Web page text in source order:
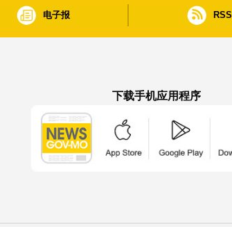
电子报 RSS
下载手机应用程序